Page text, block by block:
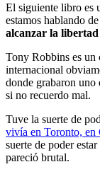
El siguiente libro es
estamos hablando de
alcanzar la
Tony Robbins es un
internacional
donde grabaron uno
si no recuerdo mal.
Tuve la suerte de
vivía en Toronto, en
suerte de poder
pareció brutal.